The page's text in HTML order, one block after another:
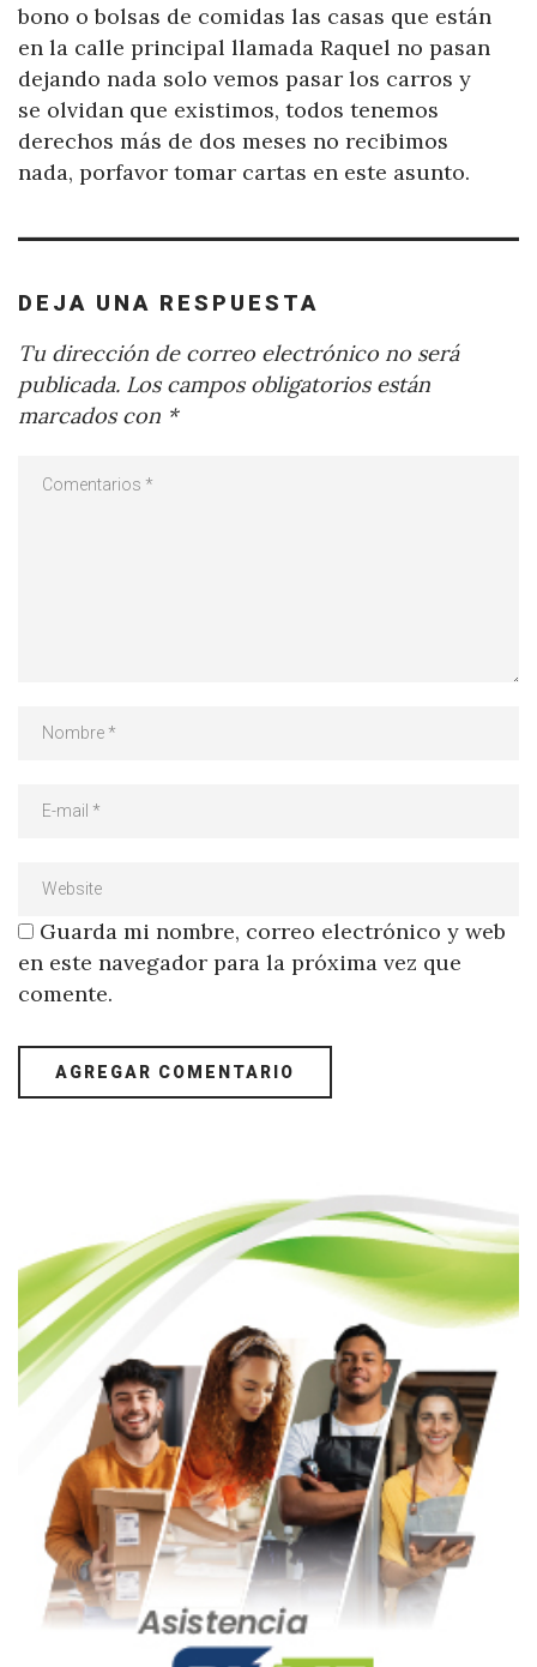
bono o bolsas de comidas las casas que están
en la calle principal llamada Raquel no pasan
dejando nada solo vemos pasar los carros y
se olvidan que existimos, todos tenemos
derechos más de dos meses no recibimos
nada, porfavor tomar cartas en este asunto.
DEJA UNA RESPUESTA
Tu dirección de correo electrónico no será
publicada. Los campos obligatorios están
marcados con *
Guarda mi nombre, correo electrónico y web
en este navegador para la próxima vez que
comente.